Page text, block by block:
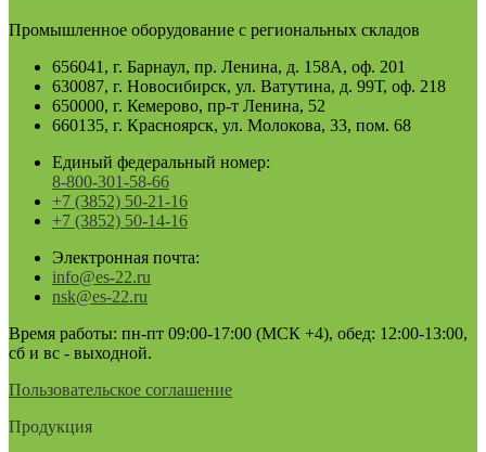
Промышленное оборудование с региональных складов
656041, г. Барнаул, пр. Ленина, д. 158А, оф. 201
630087, г. Новосибирск, ул. Ватутина, д. 99Т, оф. 218
650000, г. Кемерово, пр-т Ленина, 52
660135, г. Красноярск, ул. Молокова, 33, пом. 68
Единый федеральный номер:
8-800-301-58-66
+7 (3852) 50-21-16
+7 (3852) 50-14-16
Электронная почта:
info@es-22.ru
nsk@es-22.ru
Время работы: пн-пт 09:00-17:00 (МСК +4), обед: 12:00-13:00,
сб и вс - выходной.
Пользовательское соглашение
Продукция